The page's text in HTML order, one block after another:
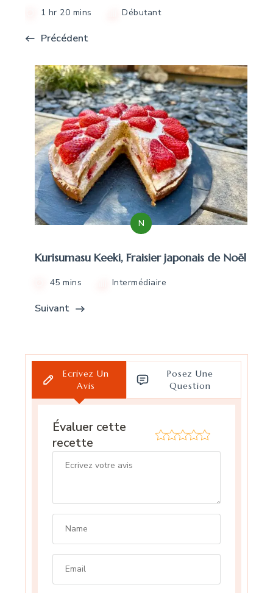
1 hr 20 mins Débutant
Précédent
N
Kurisumasu Keeki, Fraisier japonais de Noël
45 mins Intermédiaire
Suivant
Ecrivez Un
Avis
Posez Une
Question
Évaluer cette
recette